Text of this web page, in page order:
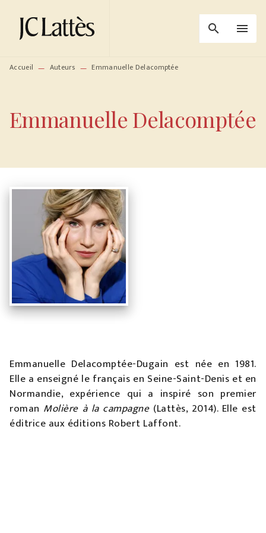
MENU RECHERCHE
PIED DE PAGE
search menu
Accueil — Auteurs — Emmanuelle Delacomptée
Emmanuelle Delacomptée
Emmanuelle Delacomptée-Dugain est née en 1981.
Elle a enseigné le français en Seine-Saint-Denis et en
Normandie, expérience qui a inspiré son premier
roman Molière à la campagne (Lattès, 2014). Elle est
éditrice aux éditions Robert Laffont.